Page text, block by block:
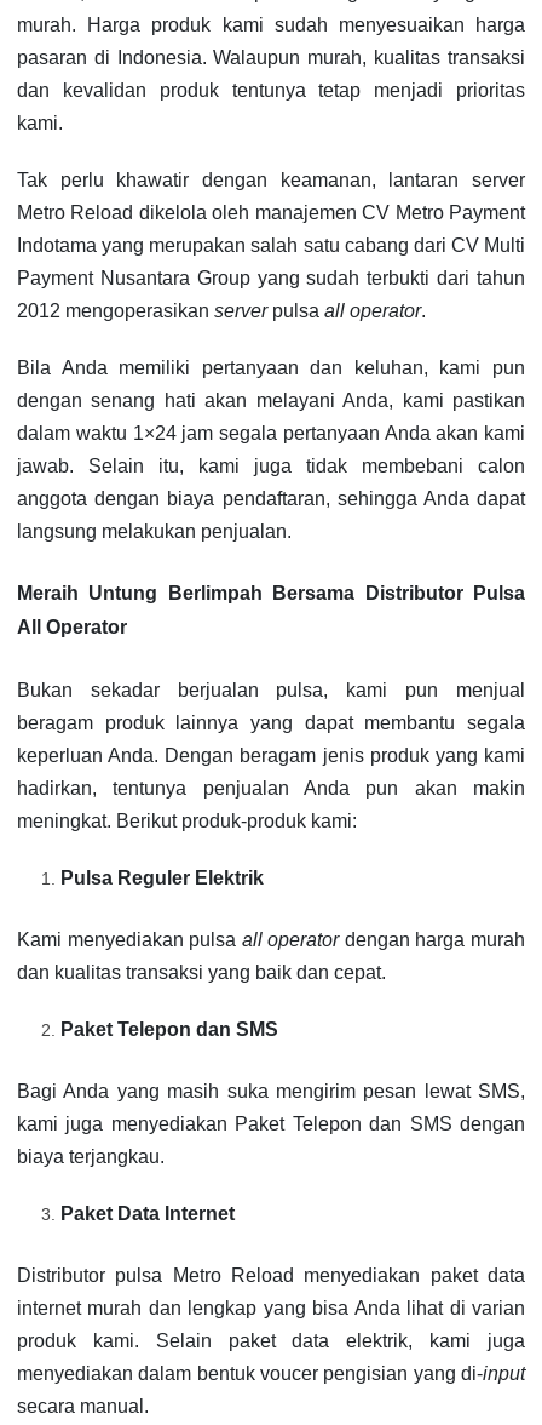
murah. Harga produk kami sudah menyesuaikan harga
pasaran di Indonesia. Walaupun murah, kualitas transaksi
dan kevalidan produk tentunya tetap menjadi prioritas
kami.
Tak perlu khawatir dengan keamanan, lantaran server
Metro Reload dikelola oleh manajemen CV Metro Payment
Indotama yang merupakan salah satu cabang dari CV Multi
Payment Nusantara Group yang sudah terbukti dari tahun
2012 mengoperasikan serverpulsa all operator.
Bila Anda memiliki pertanyaan dan keluhan, kami pun
dengan senang hati akan melayani Anda, kami pastikan
dalam waktu 1×24 jam segala pertanyaan Anda akan kami
jawab. Selain itu, kami juga tidak membebani calon
anggota dengan biaya pendaftaran, sehingga Anda dapat
langsung melakukan penjualan.
Meraih Untung Berlimpah Bersama Distributor Pulsa
All Operator
Bukan sekadar berjualan pulsa, kami pun menjual
beragam produk lainnya yang dapat membantu segala
keperluan Anda. Dengan beragam jenis produk yang kami
hadirkan, tentunya penjualan Anda pun akan makin
meningkat. Berikut produk-produk kami:
Pulsa Reguler Elektrik
Kami menyediakan pulsa all operatordengan harga murah
dan kualitas transaksi yang baik dan cepat.
Paket Telepon dan SMS
Bagi Anda yang masih suka mengirim pesan lewat SMS,
kami juga menyediakan Paket Telepon dan SMS dengan
biaya terjangkau.
Paket Data Internet
Distributor pulsa Metro Reload menyediakan paket data
internet murah dan lengkap yang bisa Anda lihat di varian
produk kami. Selain paket data elektrik, kami juga
menyediakan dalam bentuk voucer pengisian yang di-input
secara manual.